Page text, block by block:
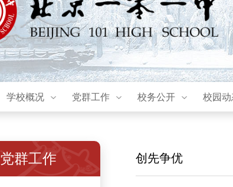
学校概况 党群工作 校务公开 校园动
党群工作 创先争优